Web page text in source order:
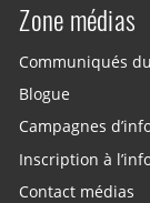
Zone médias
Communiqués du
Blogue
Campagnes
Inscription à
Contact médias